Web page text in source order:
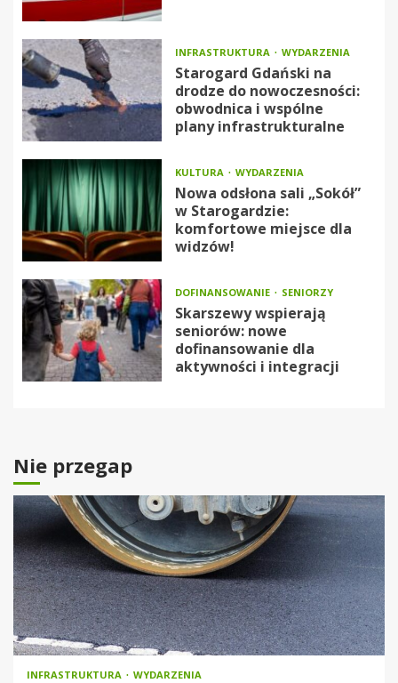
INFRASTRUKTURA WYDARZENIA
Starogard Gdański na
drodze do nowoczesności:
obwodnica i wspólne
plany infrastrukturalne
KULTURA WYDARZENIA
Nowa odsłona sali „Sokół”
w Starogardzie:
komfortowe miejsce dla
widzów!
DOFINANSOWANIE SENIORZY
Skarszewy wspierają
seniorów: nowe
dofinansowanie dla
aktywności i integracji
Nie przegap
INFRASTRUKTURA WYDARZENIA